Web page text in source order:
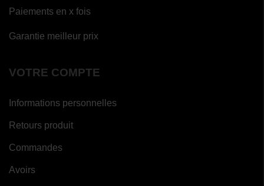
Paiements en x fois
Garantie meilleur prix
VOTRE COMPTE
Informations personnelles
Retours produit
Commandes
Avoirs